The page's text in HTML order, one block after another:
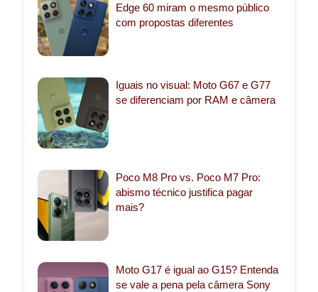
Edge 60 miram o mesmo público
com propostas diferentes
Iguais no visual: Moto G67 e G77
se diferenciam por RAM e câmera
Poco M8 Pro vs. Poco M7 Pro:
abismo técnico justifica pagar
mais?
Moto G17 é igual ao G15? Entenda
se vale a pena pela câmera Sony